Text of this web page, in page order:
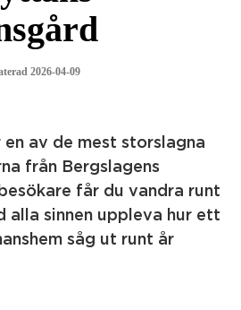
2026-04-09
av de mest storslagna
från Bergslagens
får du vandra runt
alla sinnen uppleva hur ett
såg ut runt år